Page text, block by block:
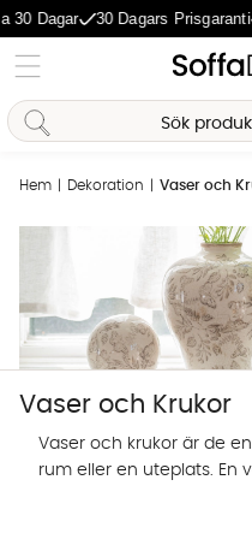
30 Dagars Prisgaranti 365
Hem Dekoration Vaser och
Vaser och Krukor
Vaser och krukor är de
rum eller en uteplats. En
och grönt, medan en